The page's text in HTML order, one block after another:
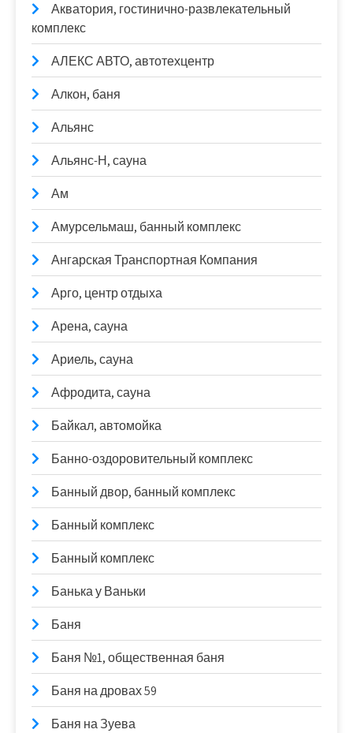
Акватория, гостинично-развлекательный
комплекс
АЛЕКС АВТО, автотехцентр
Алкон, баня
Альянс
Альянс-Н, сауна
Ам
Амурсельмаш, банный комплекс
Ангарская Транспортная Компания
Арго, центр отдыха
Арена, сауна
Ариель, сауна
Афродита, сауна
Байкал, автомойка
Банно-оздоровительный комплекс
Банный двор, банный комплекс
Банный комплекс
Банный комплекс
Банька у Ваньки
Баня
Баня №1, общественная баня
Баня на дровах 59
Баня на Зуева